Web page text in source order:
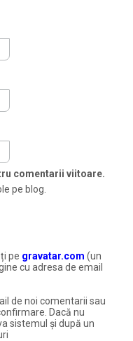
comentarii viitoare.
pe blog.
pe gravatar.com (un
cu adresa de email
de noi comentarii sau
Dacă nu
sistemul și după un